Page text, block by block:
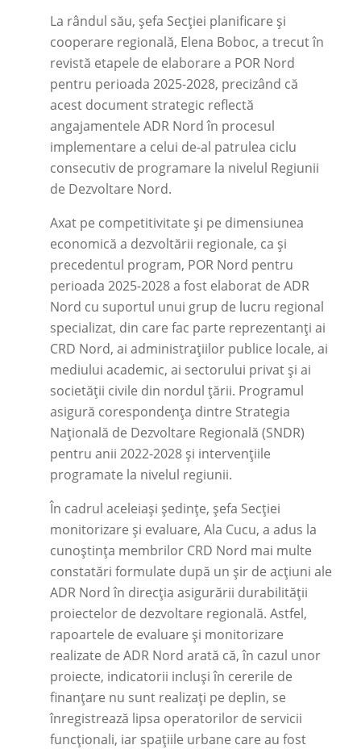
La rândul său, șefa Secției planificare și
cooperare regională, Elena Boboc, a trecut în
revistă etapele de elaborare a POR Nord
pentru perioada 2025-2028, precizând că
acest document strategic reflectă
angajamentele ADR Nord în procesul
implementare a celui de-al patrulea ciclu
consecutiv de programare la nivelul Regiunii
de Dezvoltare Nord.
Axat pe competitivitate și pe dimensiunea
economică a dezvoltării regionale, ca și
precedentul program, POR Nord pentru
perioada 2025-2028 a fost elaborat de ADR
Nord cu suportul unui grup de lucru regional
specializat, din care fac parte reprezentanți ai
CRD Nord, ai administrațiilor publice locale, ai
mediului academic, ai sectorului privat și ai
societății civile din nordul țării. Programul
asigură corespondența dintre Strategia
Națională de Dezvoltare Regională (SNDR)
pentru anii 2022-2028 și intervențiile
programate la nivelul regiunii.
În cadrul aceleiași ședințe, șefa Secției
monitorizare și evaluare, Ala Cucu, a adus la
cunoștința membrilor CRD Nord mai multe
constatări formulate după un șir de acțiuni ale
ADR Nord în direcția asigurării durabilității
proiectelor de dezvoltare regională. Astfel,
rapoartele de evaluare și monitorizare
realizate de ADR Nord arată că, în cazul unor
proiecte, indicatorii incluși în cererile de
finanțare nu sunt realizați pe deplin, se
înregistrează lipsa operatorilor de servicii
funcționali, iar spațiile urbane care au fost